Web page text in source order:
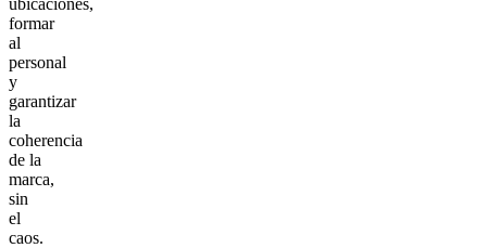
formar
al
personal
y
garantizar
la
coherencia
de la
marca,
sin
el
caos.